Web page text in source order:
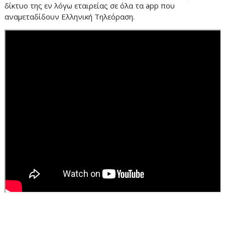
δίκτυο της εν λόγω εταιρείας σε όλα τα app που
αναμεταδίδουν Ελληνική Τηλεόραση.